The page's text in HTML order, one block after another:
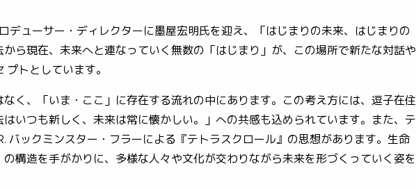
デューサー・ディレクターに墨屋宏明氏を迎え、「はじまりの未来、はじまりの
ら現在、未来へと連なっていく無数の「はじまり」が、この場所で新たな対話や
トとしています。
く、「いま・ここ」に存在する流れの中にあります。この考え方には、逗子在住
いつも新しく、未来は常に懐かしい。」への共感も込められています。また、テ
バックミンスター・フラーによる『テトラスクロール』の思想があります。生命
構造を手がかりに、多様な人々や文化が交わりながら未来を形づくっていく姿を